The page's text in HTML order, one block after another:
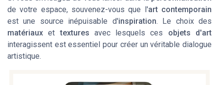
de votre espace, souvenez-vous que l'art contemporain
est une source inépuisable d'inspiration. Le choix des
matériaux ettextures avec lesquels ces objets d'art
interagissent est essentiel pour créer un véritable dialogue
artistique.